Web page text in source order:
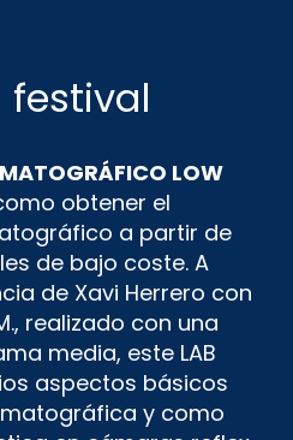
festival
LOW
obtener el
a partir de
de bajo coste. A
de Xavi Herrero con
realizado con una
media, este LAB
aspectos básicos
y como